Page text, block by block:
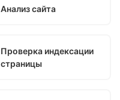
Анализ сайта
Проверка индексации
страницы